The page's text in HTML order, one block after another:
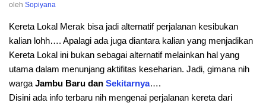
oleh Sopiyana
Kereta Lokal Merak bisa jadi alternatif perjalanan kesibukan
kalian lohh…. Apalagi ada juga diantara kalian yang menjadikan
Kereta Lokal ini bukan sebagai alternatif melainkan hal yang
utama dalam menunjang aktifitas keseharian. Jadi, gimana nih
warga Jambu Baru dan Sekitarnya….
Disini ada info terbaru nih mengenai perjalanan kereta dari